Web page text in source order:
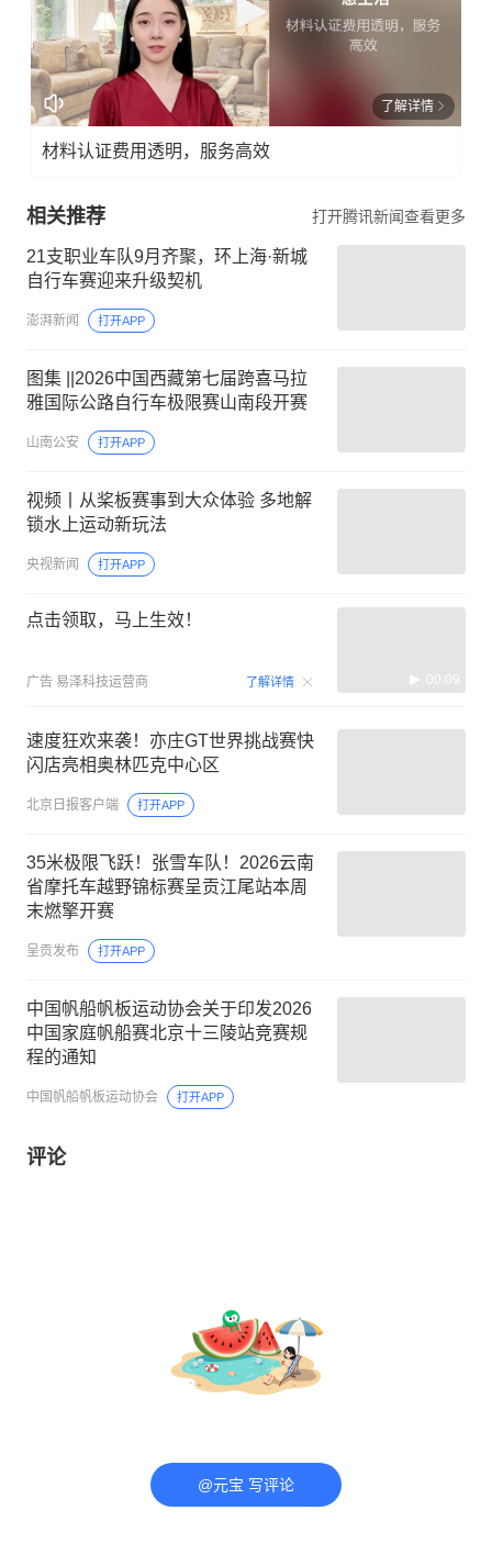
了解详情
材料认证费用透明，服务高效
相关推荐 打开腾讯新闻查看更多
21支职业车队9月齐聚，环上海·新城
自行车赛迎来升级契机
澎湃新闻 打开APP
图集 ||2026中国西藏第七届跨喜马拉
雅国际公路自行车极限赛山南段开赛
山南公安 打开APP
视频丨从桨板赛事到大众体验 多地解
锁水上运动新玩法
央视新闻 打开APP
点击领取，马上生效！
广告 易泽科技运营商 了解详情 00:09
速度狂欢来袭！亦庄GT世界挑战赛快
闪店亮相奥林匹克中心区
北京日报客户端 打开APP
35米极限飞跃！张雪车队！2026云南
省摩托车越野锦标赛呈贡江尾站本周
末燃擎开赛
呈贡发布 打开APP
中国帆船帆板运动协会关于印发2026
中国家庭帆船赛北京十三陵站竞赛规
程的通知
中国帆船帆板运动协会 打开APP
评论
@元宝 写评论